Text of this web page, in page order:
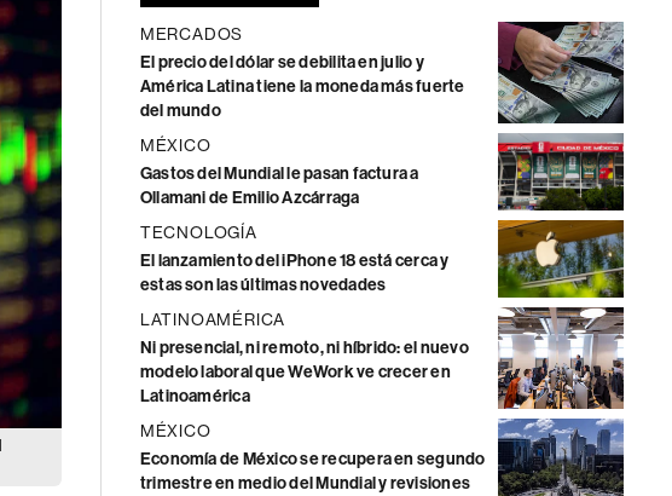
MERCADOS
El precio del dólar se debilita en julio y
América Latina tiene la moneda más fuerte
del mundo
MÉXICO
Gastos del Mundial le pasan factura a
Ollamani de Emilio Azcárraga
TECNOLOGÍA
El lanzamiento del iPhone 18 está cerca y
estas son las últimas novedades
LATINOAMÉRICA
Ni presencial, ni remoto, ni híbrido: el nuevo
modelo laboral que WeWork ve crecer en
Latinoamérica
MÉXICO
Economía de México se recupera en segundo
trimestre en medio del Mundial y revisiones